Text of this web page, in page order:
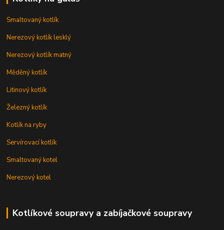
Smaltovaný kotlík
Nerezový kotlík lesklý
Nerezový kotlík matný
Měděný kotlík
Litinový kotlík
Železný kotlík
Kotlík na ryby
Servírovací kotlík
Smaltovaný kotel
Nerezový kotel
Kotlíkové soupravy a zabíjačkové soupravy